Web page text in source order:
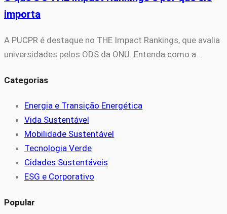
importa
A PUCPR é destaque no THE Impact Rankings, que avalia
universidades pelos ODS da ONU. Entenda como a…
Categorias
Energia e Transição Energética
Vida Sustentável
Mobilidade Sustentável
Tecnologia Verde
Cidades Sustentáveis
ESG e Corporativo
Popular